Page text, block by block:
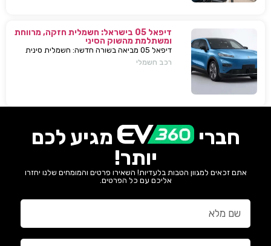
דיפאל 05 בישראל: חשמלית חזקה, מרווחת
ומשתלמת מהשוק הסיני
דיפאל 05 מביאה בשורה חדשה: חשמלית סינית
חזקה, גדולה וזולה שמאיימת לערער את מתחרות
רכב חשמלי
חברי
מגיע לכם
יותר!
אתם זכאים למגוון הטבות בלעדיות! השאירו פרטים והמומחים שלנו יחזרו
אליכם עם כל הפרטים.